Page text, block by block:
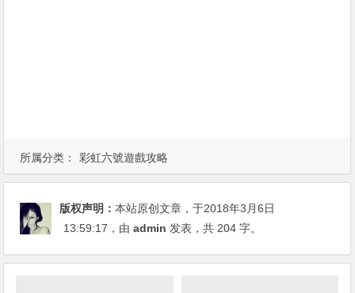
所属分类： 彩虹六號遊戲攻略
版权声明：本站原创文章，于2018年3月6日
13:59:17 ，由admin 发表，共 204 字。